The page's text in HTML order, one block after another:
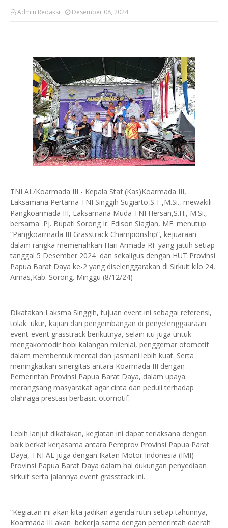
Admin Redaksi Desember 08, 2024
TNI AL/Koarmada III - Kepala Staf (Kas)Koarmada III,
Laksamana Pertama TNI Singgih Sugiarto,S.T.,M.Si., mewakili
Pangkoarmada III, Laksamana Muda TNI Hersan,S.H., M.Si.,
bersama Pj. Bupati Sorong Ir. Edison Siagian, ME. menutup
“Pangkoarmada III Grasstrack Championship”, kejuaraan
dalam rangka memeriahkan Hari Armada RI yang jatuh setiap
tanggal 5 Desember 2024 dan sekaligus dengan HUT Provinsi
Papua Barat Daya ke-2 yang diselenggarakan di Sirkuit kilo 24,
Aimas,Kab. Sorong. Minggu (8/12/24)
Dikatakan Laksma Singgih, tujuan event ini sebagai referensi,
tolak ukur, kajian dan pengembangan di penyelenggaaraan
event-event grasstrack berikutnya, selain itu juga untuk
mengakomodir hobi kalangan milenial, penggemar otomotif
dalam membentuk mental dan jasmani lebih kuat. Serta
meningkatkan sinergitas antara Koarmada III dengan
Pemerintah Provinsi Papua Barat Daya, dalam upaya
merangsang masyarakat agar cinta dan peduli terhadap
olahraga prestasi berbasic otomotif.
Lebih lanjut dikatakan, kegiatan ini dapat terlaksana dengan
baik berkat kerjasama antara Pemprov Provinsi Papua Parat
Daya, TNI AL juga dengan Ikatan Motor Indonesia (IMI)
Provinsi Papua Barat Daya dalam hal dukungan penyediaan
sirkuit serta jalannya event grasstrack ini.
“Kegiatan ini akan kita jadikan agenda rutin setiap tahunnya,
Koarmada III akan bekerja sama dengan pemerintah daerah